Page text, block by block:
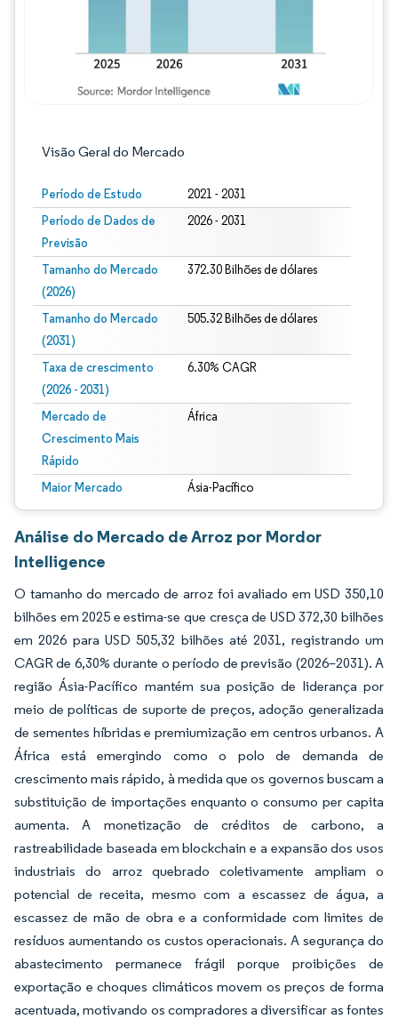
Visão Geral do Mercado
Período de Estudo 2021 - 2031
Período de Dados de
Previsão
2026 - 2031
Tamanho do Mercado
(2026)
372.30 Bilhões de dólares
Tamanho do Mercado
(2031)
505.32 Bilhões de dólares
Taxa de crescimento
(2026 - 2031)
6.30% CAGR
Mercado de
Crescimento Mais
Rápido
África
Maior Mercado Ásia-Pacífico
Análise do Mercado de Arroz por Mordor
Intelligence
O tamanho do mercado de arroz foi avaliado em USD 350,10
bilhões em 2025 e estima-se que cresça de USD 372,30 bilhões
em 2026 para USD 505,32 bilhões até 2031, registrando um
CAGR de 6,30% durante o período de previsão (2026–2031). A
região Ásia-Pacífico mantém sua posição de liderança por
meio de políticas de suporte de preços, adoção generalizada
de sementes híbridas e premiumização em centros urbanos. A
África está emergindo como o polo de demanda de
crescimento mais rápido, à medida que os governos buscam a
substituição de importações enquanto o consumo per capita
aumenta. A monetização de créditos de carbono, a
rastreabilidade baseada em blockchain e a expansão dos usos
industriais do arroz quebrado coletivamente ampliam o
potencial de receita, mesmo com a escassez de água, a
escassez de mão de obra e a conformidade com limites de
resíduos aumentando os custos operacionais. A segurança do
abastecimento permanece frágil porque proibições de
exportação e choques climáticos movem os preços de forma
acentuada, motivando os compradores a diversificar as fontes